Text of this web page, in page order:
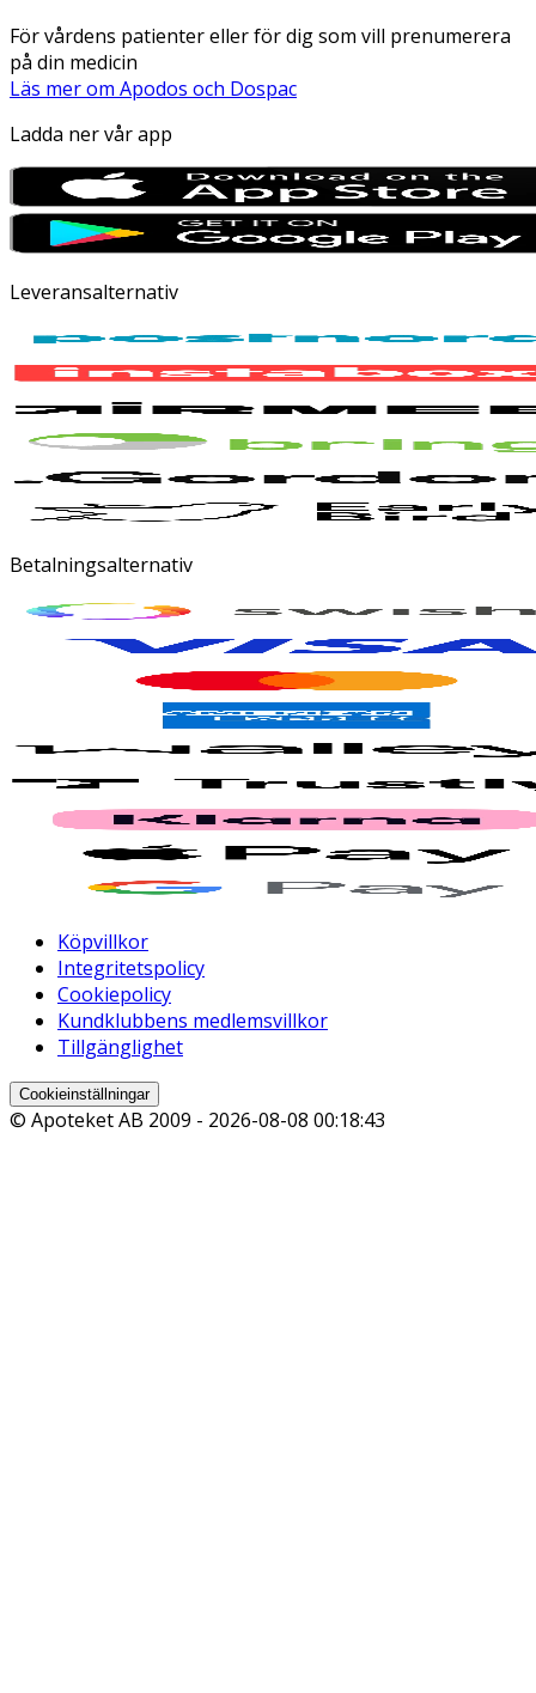
För vårdens patienter eller för dig som vill prenumerera
på din medicin
Läs mer om Apodos och Dospac
Ladda ner vår app
Leveransalternativ
Betalningsalternativ
Köpvillkor
Integritetspolicy
Cookiepolicy
Kundklubbens medlemsvillkor
Tillgänglighet
Cookieinställningar
© Apoteket AB 2009 - 2026-08-08 00:18:43